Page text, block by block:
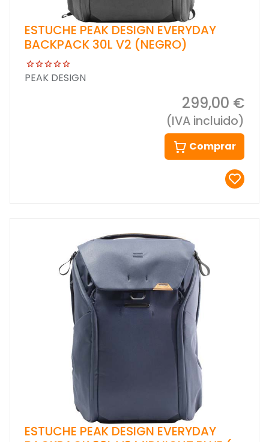
ESTUCHE PEAK DESIGN EVERYDAY
BACKPACK 30L V2 (NEGRO)
PEAK DESIGN
299,00 €
(IVA incluido)
Comprar
ESTUCHE PEAK DESIGN EVERYDAY